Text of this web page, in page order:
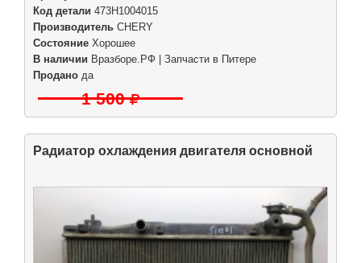
Код детали 473H1004015
Производитель CHERY
Состояние Хорошее
В наличии Вразборе.РФ | Запчасти в Питере
Продано да
1 500
Радиатор охлаждения двигателя основной